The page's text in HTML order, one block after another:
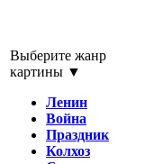
Выберите жанр
картины ▼
Ленин
Война
Праздник
Колхоз